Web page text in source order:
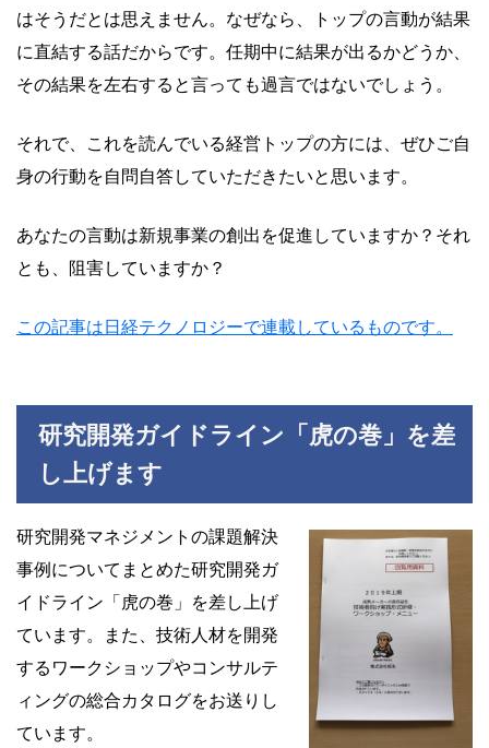
はそうだとは思えません。なぜなら、トップの言動が結果
に直結する話だからです。任期中に結果が出るかどうか、
その結果を左右すると言っても過言ではないでしょう。
それで、これを読んでいる経営トップの方には、ぜひご自
身の行動を自問自答していただきたいと思います。
あなたの言動は新規事業の創出を促進していますか？それ
とも、阻害していますか？
この記事は日経テクノロジーで連載しているものです。
研究開発ガイドライン「虎の巻」を差
し上げます
研究開発マネジメントの課題解決
事例についてまとめた研究開発ガ
イドライン「虎の巻」を差し上げ
ています。また、技術人材を開発
するワークショップやコンサルテ
ィングの総合カタログをお送りし
ています。